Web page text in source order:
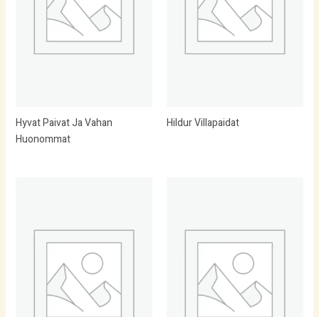
Hyvat Paivat Ja Vahan
Huonommat
Hildur Villapaidat